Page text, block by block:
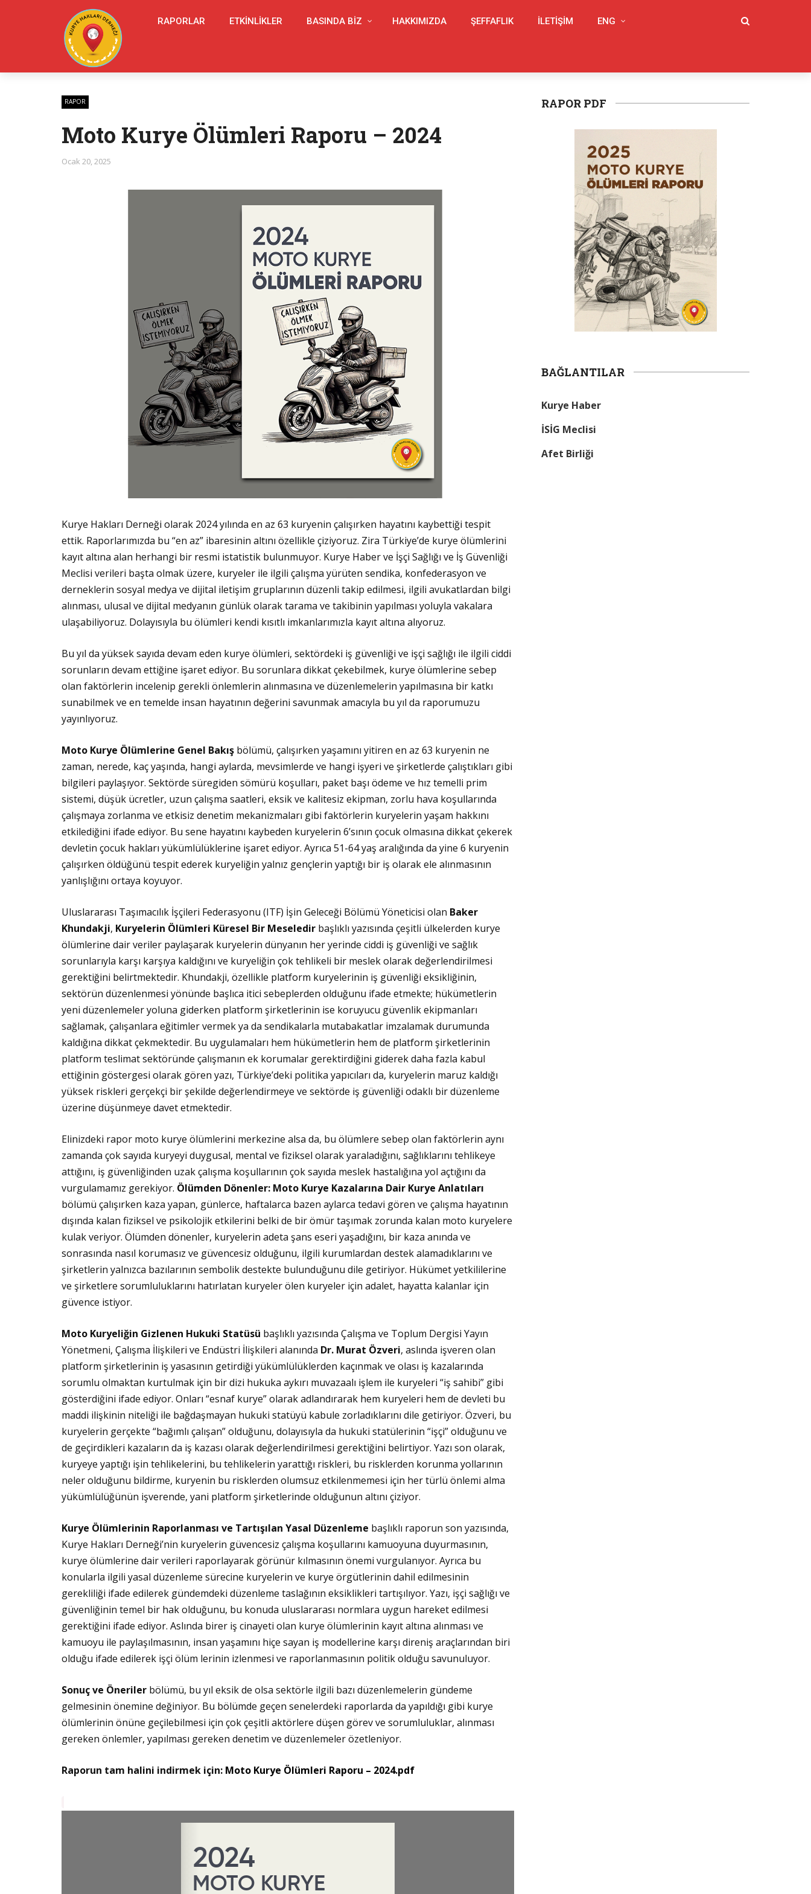
RAPORLAR ETKINLIKLER BASINDA BIZ HAKKIMIZDA ŞEFFAFLIK İLETIŞIM ENG
RAPOR
Moto Kurye Ölümleri Raporu – 2024
Ocak 20, 2025
Kurye Hakları Derneği olarak 2024 yılında en az 63 kuryenin çalışırken hayatını kaybettiği tespit
ettik. Raporlarımızda bu “en az” ibaresinin altını özellikle çiziyoruz. Zira Türkiye’de kurye ölümlerini
kayıt altına alan herhangi bir resmi istatistik bulunmuyor. Kurye Haber ve İşçi Sağlığı ve İş Güvenliği
Meclisi verileri başta olmak üzere, kuryeler ile ilgili çalışma yürüten sendika, konfederasyon ve
derneklerin sosyal medya ve dijital iletişim gruplarının düzenli takip edilmesi, ilgili avukatlardan bilgi
alınması, ulusal ve dijital medyanın günlük olarak tarama ve takibinin yapılması yoluyla vakalara
ulaşabiliyoruz. Dolayısıyla bu ölümleri kendi kısıtlı imkanlarımızla kayıt altına alıyoruz.
Bu yıl da yüksek sayıda devam eden kurye ölümleri, sektördeki iş güvenliği ve işçi sağlığı ile ilgili ciddi
sorunların devam ettiğine işaret ediyor. Bu sorunlara dikkat çekebilmek, kurye ölümlerine sebep
olan faktörlerin incelenip gerekli önlemlerin alınmasına ve düzenlemelerin yapılmasına bir katkı
sunabilmek ve en temelde insan hayatının değerini savunmak amacıyla bu yıl da raporumuzu
yayınlıyoruz.
Moto Kurye Ölümlerine Genel Bakış bölümü, çalışırken yaşamını yitiren en az 63 kuryenin ne
zaman, nerede, kaç yaşında, hangi aylarda, mevsimlerde ve hangi işyeri ve şirketlerde çalıştıkları gibi
bilgileri paylaşıyor. Sektörde süregiden sömürü koşulları, paket başı ödeme ve hız temelli prim
sistemi, düşük ücretler, uzun çalışma saatleri, eksik ve kalitesiz ekipman, zorlu hava koşullarında
çalışmaya zorlanma ve etkisiz denetim mekanizmaları gibi faktörlerin kuryelerin yaşam hakkını
etkilediğini ifade ediyor. Bu sene hayatını kaybeden kuryelerin 6’sının çocuk olmasına dikkat çekerek
devletin çocuk hakları yükümlülüklerine işaret ediyor. Ayrıca 51-64 yaş aralığında da yine 6 kuryenin
çalışırken öldüğünü tespit ederek kuryeliğin yalnız gençlerin yaptığı bir iş olarak ele alınmasının
yanlışlığını ortaya koyuyor.
Uluslararası Taşımacılık İşçileri Federasyonu (ITF) İşin Geleceği Bölümü Yöneticisi olan Baker
Khundakji, Kuryelerin Ölümleri Küresel Bir Meseledir başlıklı yazısında çeşitli ülkelerden kurye
ölümlerine dair veriler paylaşarak kuryelerin dünyanın her yerinde ciddi iş güvenliği ve sağlık
sorunlarıyla karşı karşıya kaldığını ve kuryeliğin çok tehlikeli bir meslek olarak değerlendirilmesi
gerektiğini belirtmektedir. Khundakji, özellikle platform kuryelerinin iş güvenliği eksikliğinin,
sektörün düzenlenmesi yönünde başlıca itici sebeplerden olduğunu ifade etmekte; hükümetlerin
yeni düzenlemeler yoluna giderken platform şirketlerinin ise koruyucu güvenlik ekipmanları
sağlamak, çalışanlara eğitimler vermek ya da sendikalarla mutabakatlar imzalamak durumunda
kaldığına dikkat çekmektedir. Bu uygulamaları hem hükümetlerin hem de platform şirketlerinin
platform teslimat sektöründe çalışmanın ek korumalar gerektirdiğini giderek daha fazla kabul
ettiğinin göstergesi olarak gören yazı, Türkiye’deki politika yapıcıları da, kuryelerin maruz kaldığı
yüksek riskleri gerçekçi bir şekilde değerlendirmeye ve sektörde iş güvenliği odaklı bir düzenleme
üzerine düşünmeye davet etmektedir.
Elinizdeki rapor moto kurye ölümlerini merkezine alsa da, bu ölümlere sebep olan faktörlerin aynı
zamanda çok sayıda kuryeyi duygusal, mental ve fiziksel olarak yaraladığını, sağlıklarını tehlikeye
attığını, iş güvenliğinden uzak çalışma koşullarının çok sayıda meslek hastalığına yol açtığını da
vurgulamamız gerekiyor. Ölümden Dönenler: Moto Kurye Kazalarına Dair Kurye Anlatıları
bölümü çalışırken kaza yapan, günlerce, haftalarca bazen aylarca tedavi gören ve çalışma hayatının
dışında kalan fiziksel ve psikolojik etkilerini belki de bir ömür taşımak zorunda kalan moto kuryelere
kulak veriyor. Ölümden dönenler, kuryelerin adeta şans eseri yaşadığını, bir kaza anında ve
sonrasında nasıl korumasız ve güvencesiz olduğunu, ilgili kurumlardan destek alamadıklarını ve
şirketlerin yalnızca bazılarının sembolik destekte bulunduğunu dile getiriyor. Hükümet yetkililerine
ve şirketlere sorumluluklarını hatırlatan kuryeler ölen kuryeler için adalet, hayatta kalanlar için
güvence istiyor.
Moto Kuryeliğin Gizlenen Hukuki Statüsü başlıklı yazısında Çalışma ve Toplum Dergisi Yayın
Yönetmeni, Çalışma İlişkileri ve Endüstri İlişkileri alanında Dr. Murat Özveri, aslında işveren olan
platform şirketlerinin iş yasasının getirdiği yükümlülüklerden kaçınmak ve olası iş kazalarında
sorumlu olmaktan kurtulmak için bir dizi hukuka aykırı muvazaalı işlem ile kuryeleri “iş sahibi” gibi
gösterdiğini ifade ediyor. Onları “esnaf kurye” olarak adlandırarak hem kuryeleri hem de devleti bu
maddi ilişkinin niteliği ile bağdaşmayan hukuki statüyü kabule zorladıklarını dile getiriyor. Özveri, bu
kuryelerin gerçekte “bağımlı çalışan” olduğunu, dolayısıyla da hukuki statülerinin “işçi” olduğunu ve
de geçirdikleri kazaların da iş kazası olarak değerlendirilmesi gerektiğini belirtiyor. Yazı son olarak,
kuryeye yaptığı işin tehlikelerini, bu tehlikelerin yarattığı riskleri, bu risklerden korunma yollarının
neler olduğunu bildirme, kuryenin bu risklerden olumsuz etkilenmemesi için her türlü önlemi alma
yükümlülüğünün işverende, yani platform şirketlerinde olduğunun altını çiziyor.
Kurye Ölümlerinin Raporlanması ve Tartışılan Yasal Düzenleme başlıklı raporun son yazısında,
Kurye Hakları Derneği’nin kuryelerin güvencesiz çalışma koşullarını kamuoyuna duyurmasının,
kurye ölümlerine dair verileri raporlayarak görünür kılmasının önemi vurgulanıyor. Ayrıca bu
konularla ilgili yasal düzenleme sürecine kuryelerin ve kurye örgütlerinin dahil edilmesinin
gerekliliği ifade edilerek gündemdeki düzenleme taslağının eksiklikleri tartışılıyor. Yazı, işçi sağlığı ve
güvenliğinin temel bir hak olduğunu, bu konuda uluslararası normlara uygun hareket edilmesi
gerektiğini ifade ediyor. Aslında birer iş cinayeti olan kurye ölümlerinin kayıt altına alınması ve
kamuoyu ile paylaşılmasının, insan yaşamını hiçe sayan iş modellerine karşı direniş araçlarından biri
olduğu ifade edilerek işçi ölüm lerinin izlenmesi ve raporlanmasının politik olduğu savunuluyor.
Sonuç ve Öneriler bölümü, bu yıl eksik de olsa sektörle ilgili bazı düzenlemelerin gündeme
gelmesinin önemine değiniyor. Bu bölümde geçen senelerdeki raporlarda da yapıldığı gibi kurye
ölümlerinin önüne geçilebilmesi için çok çeşitli aktörlere düşen görev ve sorumluluklar, alınması
gereken önlemler, yapılması gereken denetim ve düzenlemeler özetleniyor.
Raporun tam halini indirmek için: Moto Kurye Ölümleri Raporu – 2024.pdf
RAPOR PDF
BAĞLANTILAR
Kurye Haber
İSİG Meclisi
Afet Birliği